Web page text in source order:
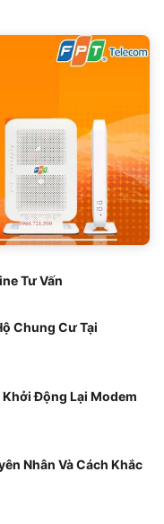
Tư Vấn
Chung Cư Tại
Động Lại Modem
Nhân Và Cách Khắc